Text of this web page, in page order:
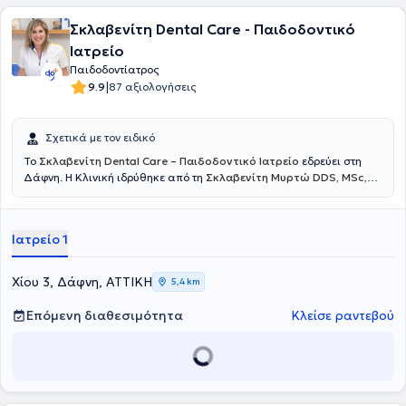
Σκλαβενίτη Dental Care - Παιδοδοντικό
Ιατρείο
Παιδοδοντίατρος
9.9|87 αξιολογήσεις
Σχετικά με τον ειδικό
Το Σκλαβενίτη Dental Care – Παιδοδοντικό Ιατρείο εδρεύει στη
Δάφνη. Η Κλινική ιδρύθηκε από τη Σκλαβενίτη Μυρτώ DDS, MSc,
Αισθητικής και Επανορθωτικής Οδοντιατρικής για ενήλικες και
και τεχνικές. Αξιοποιώντας την εμπειρία τριάντα και πλέον ετών,
καλύπτει όλο το φάσμα της Οδοντιατρικής, με υπευθυνότητα και
σεβασμό προς τους ασθενείς. Με στόχο να κάνει την οδοντιατρική
επίσκεψη πιο ευχάριστη, η κλινική έχει διαμορφώσει έναν μοντέρνο
και άνετο χώρο αναμονής, καθώς και μια ξεχωριστή γωνιά ειδικά
για τα παιδιά. Η συνεργάτιδα της κλινικής
Κωνσταντίνα Κατσούλη
στοματική φροντίδα των μικρών ασθενών, φροντίζοντας ώστε η
Ιατρείο 1
Χίου 3, Δάφνη, ΑΤΤΙΚΗ 5,4 km
Επόμενη διαθεσιμότητα Κλείσε ραντεβού